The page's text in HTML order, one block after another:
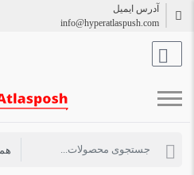
آدرس ایمیل
info@hyperatlaspush.com